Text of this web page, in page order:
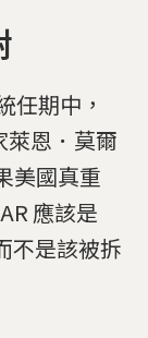
任期中，
萊恩．莫爾
美國真重
應該是
不是該被拆